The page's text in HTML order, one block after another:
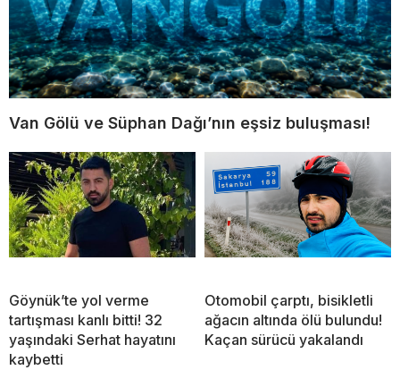
Van Gölü ve Süphan Dağı’nın eşsiz buluşması!
Göynük’te yol verme
tartışması kanlı bitti! 32
yaşındaki Serhat hayatını
kaybetti
Otomobil çarptı, bisikletli
ağacın altında ölü bulundu!
Kaçan sürücü yakalandı